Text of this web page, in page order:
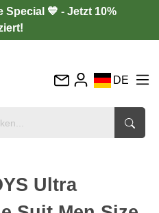
💙 - Jetzt 10%
DE
IT
Ultra